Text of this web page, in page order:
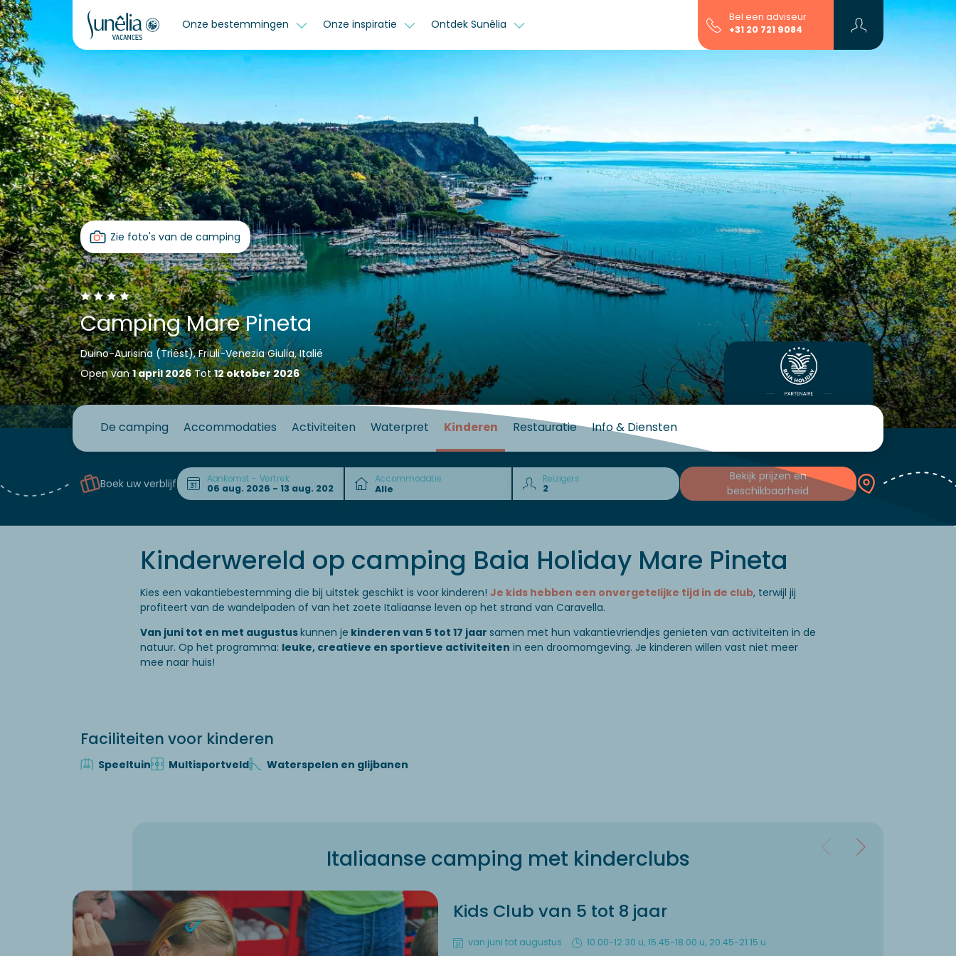
Onze bestemmingen Onze inspiratie Ontdek Sunêlia
Bel een adviseur
+31 20 721 9084
Zie foto's van de camping
Camping Mare Pineta
Duino-Aurisina (Triëst), Friuli-Venezia Giulia, Italië
Open van1 april 2026Tot12 oktober 2026
De camping Accommodaties Activiteiten Waterpret Kinderen Restauratie Info & Diensten
Boek uw verblijf Aankomst - Vertrek Accommodatie Reizigers
Bekijk prijzen en
beschikbaarheid
Kinderwereld op camping Baia Holiday Mare Pineta
Kies een vakantiebestemming die bij uitstek geschikt is voor kinderen! Je kids hebben een onvergetelijke tijd in de club, terwijl jij
profiteert van de wandelpaden of van het zoete Italiaanse leven op het strand van Caravella.
Van juni tot en met augustuskunnen je kinderen van 5 tot 17 jaar samen met hun vakantievriendjes genieten van activiteiten in de
natuur. Op het programma: leuke, creatieve en sportieve activiteiten in een droomomgeving. Je kinderen willen vast niet meer
mee naar huis!
Faciliteiten voor kinderen
Speeltuin Multisportveld Waterspelen en glijbanen
Italiaanse camping met kinderclubs
Kids Club van 5 tot 8 jaar
van juni tot augustus 10.00-12.30 u, 15.45-18.00 u, 20.45-21.15 u